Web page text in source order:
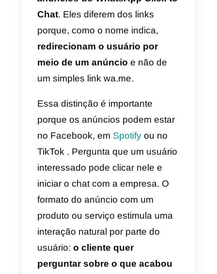
Isso é útil para negócios e
usuários, sim. Mas é insuficiente
no marketing digital, para o qual
existe uma variação muito mais
precisa dessa funcionalidade
para as empresas.
Anúncios do WhatsApp
para empresas
Com os anúncios do WhatsApp,
não queremos dizer que haja
publicidade no aplicativo ou algo
assim. Para as empresas, existe